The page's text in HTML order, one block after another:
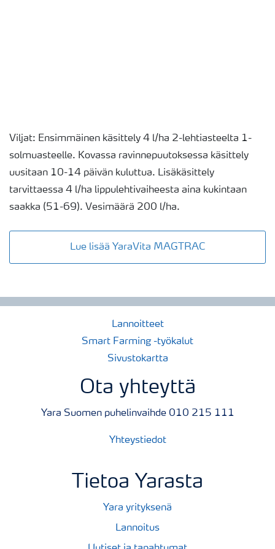
Viljat: Ensimmäinen käsittely 4 l/ha 2-lehtiasteelta 1-
solmuasteelle. Kovassa ravinnepuutoksessa käsittely
uusitaan 10-14 päivän kuluttua. Lisäkäsittely
tarvittaessa 4 l/ha lippulehtivaiheesta aina kukintaan
saakka (51-69). Vesimäärä 200 l/ha.
Lue lisää YaraVita MAGTRAC
Lannoitteet
Smart Farming -työkalut
Sivustokartta
Ota yhteyttä
Yara Suomen puhelinvaihde 010 215 111
Yhteystiedot
Tietoa Yarasta
Yara yrityksenä
Lannoitus